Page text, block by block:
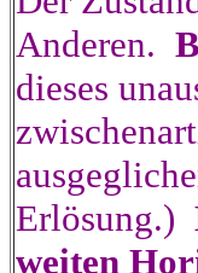
Anderen.
dieses
Erlösung.)
weiten